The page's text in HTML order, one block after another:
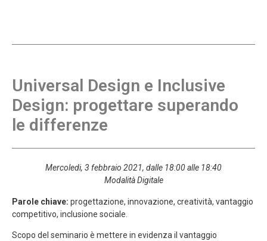
Universal Design e Inclusive
Design: progettare superando
le differenze
Mercoledi, 3 febbraio 2021, dalle 18:00 alle 18:40
Modalità Digitale
Parole chiave: progettazione, innovazione, creatività, vantaggio
competitivo, inclusione sociale.
Scopo del seminario è mettere in evidenza il vantaggio